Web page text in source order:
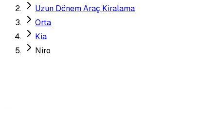
Uzun Dönem Araç Kiralama
Orta
Kia
Niro